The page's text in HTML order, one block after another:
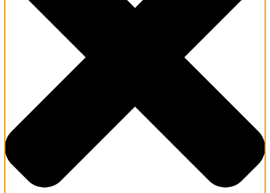
Čo robíme
Naša vízia a
priority
Farské
misie/exercície
Farská
Vydavateľstvo
Naše komunity
Komunita
Bratislava -